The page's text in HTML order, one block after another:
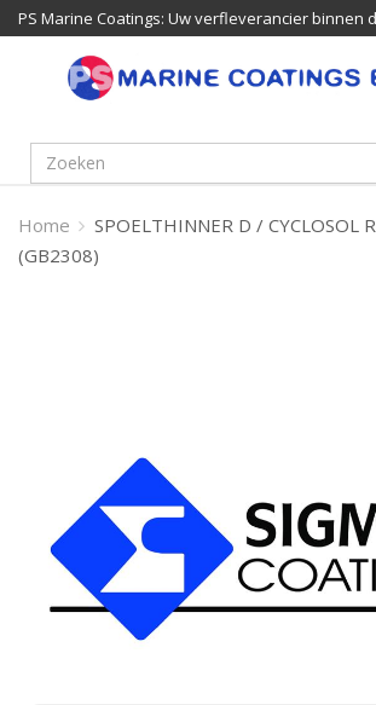
PS Marine Coatings: Uw verfleverancier binnen
Home
SPOELTHINNER D / CYCLOSOL
(GB2308)